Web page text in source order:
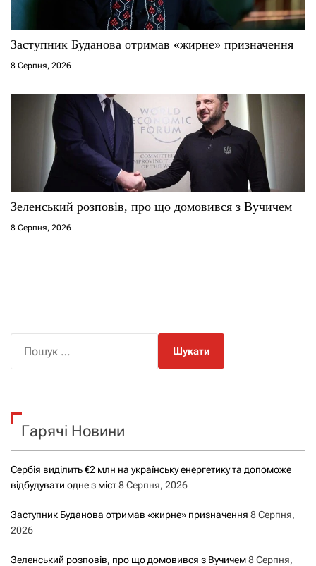
Заступник Буданова отримав «жирне» призначення
8 Серпня, 2026
Зеленський розповів, про що домовився з Вучичем
8 Серпня, 2026
к
Гарячі Новини
Сербія виділить €2 млн на українську енергетику та допоможе
відбудувати одне з міст8 Серпня, 2026
Заступник Буданова отримав «жирне» призначення 8 Серпня,
2026
Зеленський розповів, про що домовився з Вучичем8 Серпня,